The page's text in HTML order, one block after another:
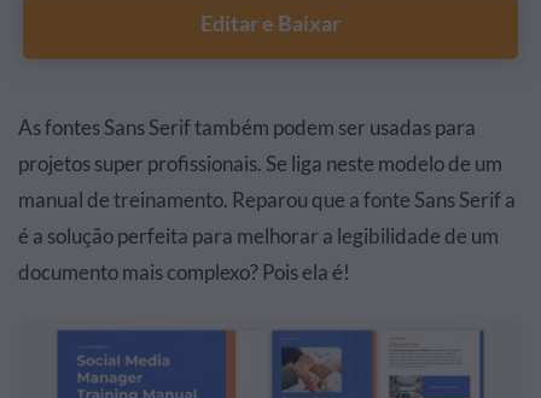
Editar e Baixar
As fontes Sans Serif também podem ser usadas para
projetos super profissionais. Se liga neste modelo de um
manual de treinamento. Reparou que a fonte Sans Serif a
é a solução perfeita para melhorar a legibilidade de um
documento mais complexo? Pois ela é!